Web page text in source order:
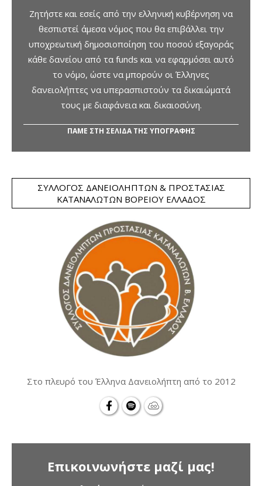
Ζητήστε και εσείς από την ελληνική κυβέρνηση να
θεσπιστεί άμεσα νόμος που θα επιβάλλει την
υποχρεωτική δημοσιοποίηση του ποσού εξαγοράς
κάθε δανείου από τα funds και να εφαρμόσει αυτό
το νόμο, ώστε να μπορούν οι Έλληνες
δανειολήπτες να υπερασπιστούν τα δικαιώματά
τους με διαφάνεια και δικαιοσύνη.
ΠΑΜΕ ΣΤΗ ΣΕΛΙΔΑ ΤΗΣ ΥΠΟΓΡΑΦΗΣ
ΣΎΛΛΟΓΟΣ ΔΑΝΕΙΟΛΗΠΤΏΝ & ΠΡΟΣΤΑΣΊΑΣ
ΚΑΤΑΝΑΛΩΤΏΝ ΒΟΡΕΊΟΥ ΕΛΛΆΔΟΣ
Στο πλευρό του Έλληνα Δανειολήπτη από το 2012
Επικοινωνήστε μαζί μας!